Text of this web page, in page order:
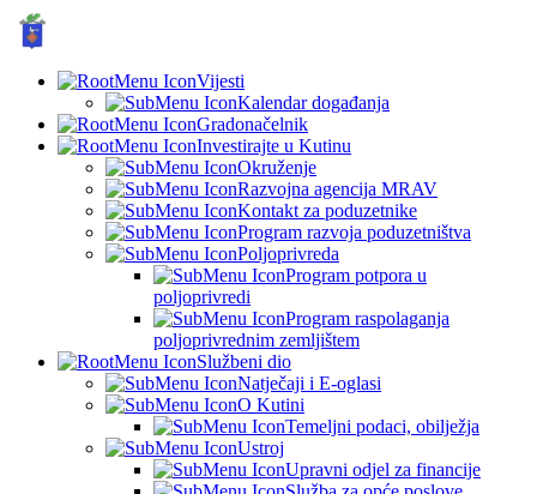
Vijesti
Kalendar događanja
Gradonačelnik
Investirajte u Kutinu
Okruženje
Razvojna agencija MRAV
Kontakt za poduzetnike
Program razvoja poduzetništva
Poljoprivreda
Program potpora u
poljoprivredi
Program raspolaganja
poljoprivrednim zemljištem
Službeni dio
Natječaji i E-oglasi
O Kutini
Temeljni podaci, obilježja
Ustroj
Upravni odjel za financije